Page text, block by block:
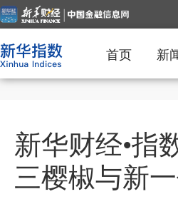
首页 新
新华财经•指
三樱椒与新